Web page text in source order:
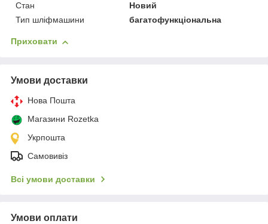
Стан
Новий
Тип шліфмашини
багатофункціональна
Приховати
Умови доставки
Нова Пошта
Магазини Rozetka
Укрпошта
Самовивіз
Всі умови доставки
Умови оплати